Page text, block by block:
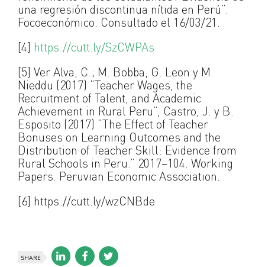
una regresión discontinua nítida en Perú”.
Focoeconómico. Consultado el 16/03/21.
[4] https://cutt.ly/SzCWPAs
[5] Ver Alva, C.; M. Bobba, G. Leon y M.
Nieddu (2017) “Teacher Wages, the
Recruitment of Talent, and Academic
Achievement in Rural Peru”, Castro, J. y B.
Esposito (2017) “The Effect of Teacher
Bonuses on Learning Outcomes and the
Distribution of Teacher Skill: Evidence from
Rural Schools in Peru.” 2017–104. Working
Papers. Peruvian Economic Association.
[6] https://cutt.ly/wzCNBde
SHARE